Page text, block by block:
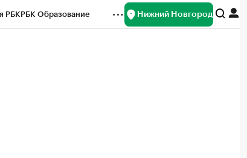
РБКРБК Образование Нижний Новгород